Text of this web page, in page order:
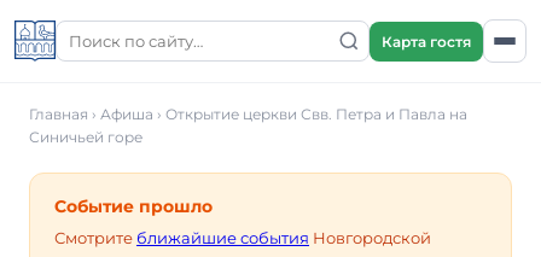
Карта гостя
Главная › Афиша › Открытие церкви Свв. Петра и Павла на
Синичьей горе
Событие прошло
Смотрите ближайшие события Новгородской